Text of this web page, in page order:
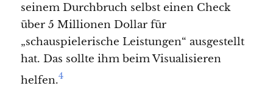
seinem Durchbruch selbst einen Check
über 5 Millionen Dollar für
„schauspielerische Leistungen“ ausgestellt
hat. Das sollte ihm beim Visualisieren
helfen.4